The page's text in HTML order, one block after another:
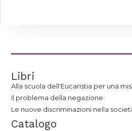
Libri
Alla scuola dell'Eucaristia per una
Il problema della negazione
Le nuove discriminazioni nella
Catalogo